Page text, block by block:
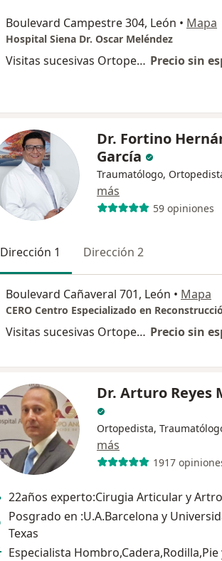
Boulevard Campestre 304, León • Mapa
Hospital Siena Dr. Oscar Meléndez
Visitas sucesivas Ortopedia Precio sin
Dr. Fortino
García
Traumatólogo,
más
59 opiniones
Dirección 1 Dirección 2
Boulevard Cañaveral 701, León • Mapa
CERO Centro Especializado en
Visitas sucesivas Ortopedia Precio sin
Dr. Arturo Reyes
Ortopedista,
más
1917
22años experto:Cirugia Articular y
Posgrado en :U.A.Barcelona y
Texas
Especialista Hombro,Cadera,Rodilla,Pie